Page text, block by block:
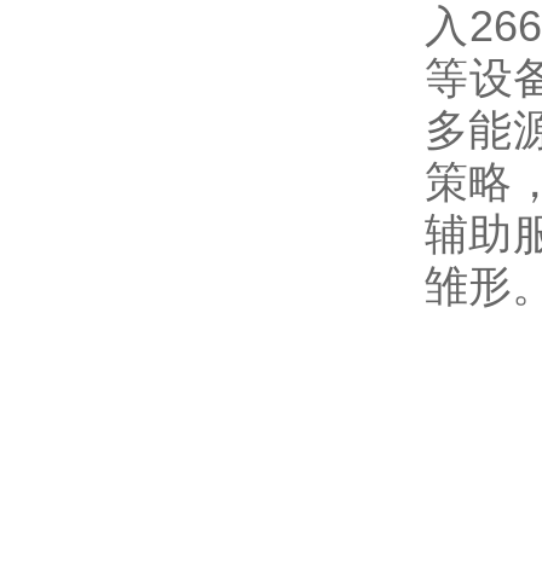
入
等设
多能
策略
辅助
雏形